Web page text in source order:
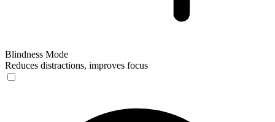
Blindness Mode
Reduces distractions, improves focus